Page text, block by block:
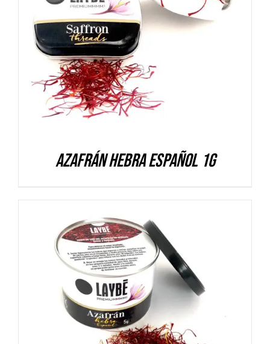
DETALLES
Azafrán hebra español 1g
DETALLES